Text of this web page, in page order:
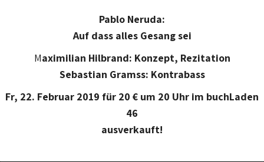
Pablo Neruda:
Auf dass alles Gesang sei
Maximilian Hilbrand: Konzept, Rezitation
Sebastian Gramss: Kontrabass
Fr, 22. Februar 2019 für 20 € um 20 Uhr im buchLaden
46
ausverkauft!